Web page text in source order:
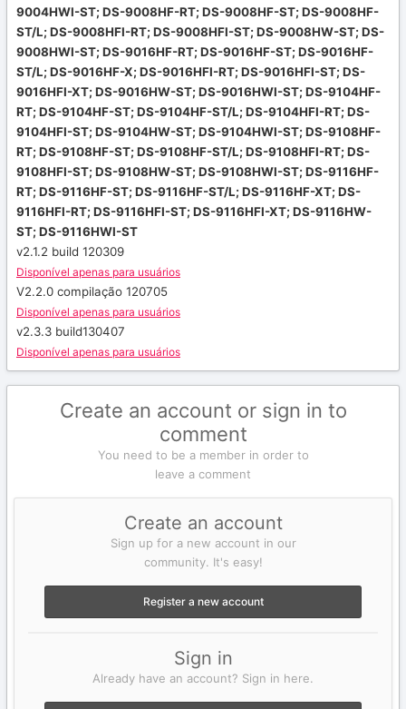
9004HWI-ST; DS-9008HF-RT; DS-9008HF-ST; DS-9008HF-
ST/L; DS-9008HFI-RT; DS-9008HFI-ST; DS-9008HW-ST; DS-
9008HWI-ST; DS-9016HF-RT; DS-9016HF-ST; DS-9016HF-
ST/L; DS-9016HF-X; DS-9016HFI-RT; DS-9016HFI-ST; DS-
9016HFI-XT; DS-9016HW-ST; DS-9016HWI-ST; DS-9104HF-
RT; DS-9104HF-ST; DS-9104HF-ST/L; DS-9104HFI-RT; DS-
9104HFI-ST; DS-9104HW-ST; DS-9104HWI-ST; DS-9108HF-
RT; DS-9108HF-ST; DS-9108HF-ST/L; DS-9108HFI-RT; DS-
9108HFI-ST; DS-9108HW-ST; DS-9108HWI-ST; DS-9116HF-
RT; DS-9116HF-ST; DS-9116HF-ST/L; DS-9116HF-XT; DS-
9116HFI-RT; DS-9116HFI-ST; DS-9116HFI-XT; DS-9116HW-
ST; DS-9116HWI-ST
v2.1.2 build 120309
Disponível apenas para usuários
V2.2.0 compilação 120705
Disponível apenas para usuários
v2.3.3 build130407
Disponível apenas para usuários
Create an account or sign in to
comment
You need to be a member in order to
leave a comment
Create an account
Sign up for a new account in our
community. It's easy!
Register a new account
Sign in
Already have an account? Sign in here.